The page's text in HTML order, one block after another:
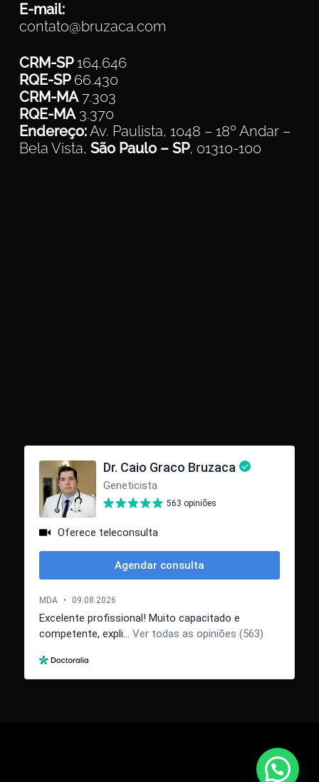
E-mail:
contato@bruzaca.com
CRM-SP164.646
RQE-SP66.430
CRM-MA7.303
RQE-MA3.370
Endereço:Av. Paulista, 1048 – 18º Andar –
Bela Vista, São Paulo – SP, 01310-100